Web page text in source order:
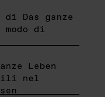
Das ganze
di
Leben
nel